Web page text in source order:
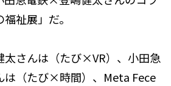
祉展」だ。
さんは（たび×VR）、小田急
は（たび×時間）、Meta Fece